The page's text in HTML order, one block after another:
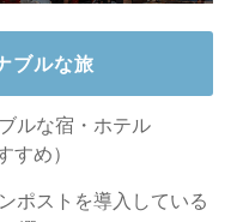
ブルな旅
ルな宿・ホテル
すめ）
ポストを導入している